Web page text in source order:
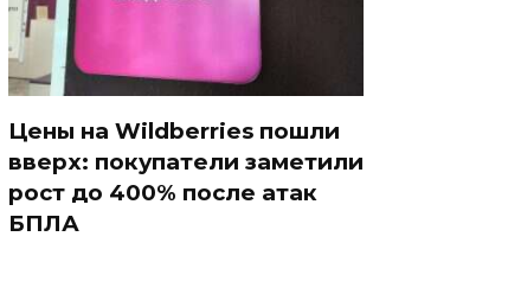
Цены на Wildberries пошли
вверх: покупатели заметили
рост до 400% после атак
БПЛА